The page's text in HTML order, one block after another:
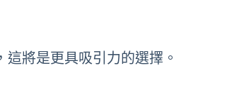
將是更具吸引力的選擇。